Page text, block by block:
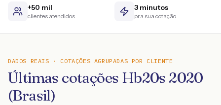
+50 mil
clientes atendidos
3 minutos
pra sua cotação
DADOS REAIS · COTAÇÕES AGRUPADAS POR CLIENTE
Últimas cotações Hb20s 2020
(Brasil)